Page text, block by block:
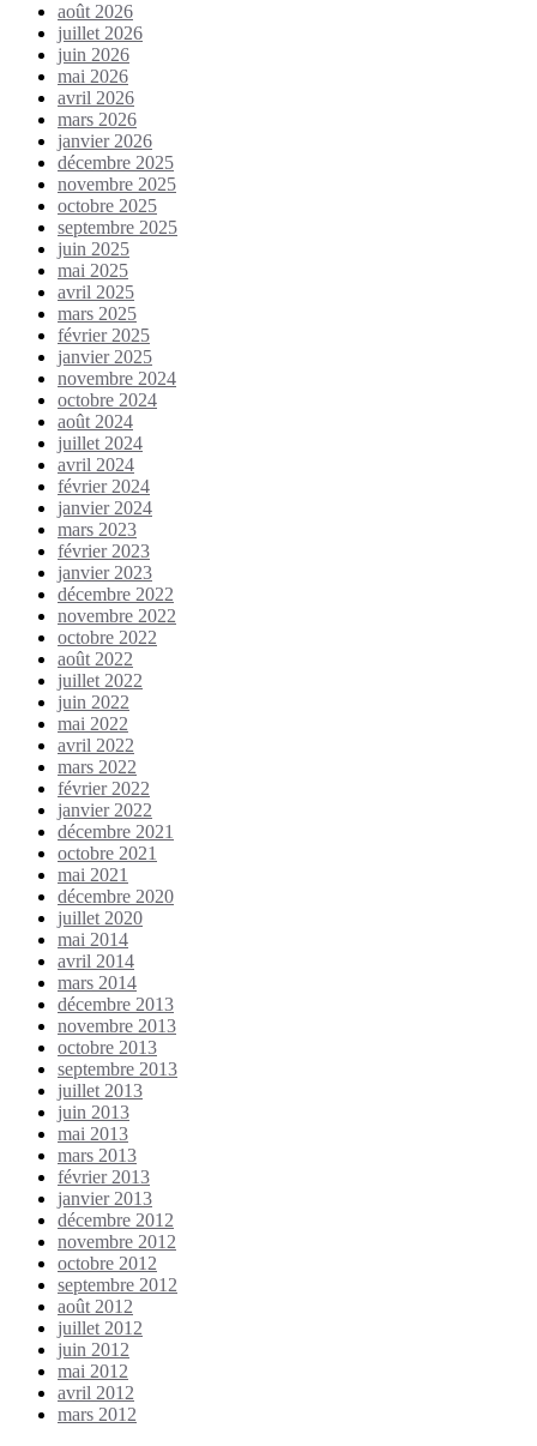
août 2026
juillet 2026
juin 2026
mai 2026
avril 2026
mars 2026
janvier 2026
décembre 2025
novembre 2025
octobre 2025
septembre 2025
juin 2025
mai 2025
avril 2025
mars 2025
février 2025
janvier 2025
novembre 2024
octobre 2024
août 2024
juillet 2024
avril 2024
février 2024
janvier 2024
mars 2023
février 2023
janvier 2023
décembre 2022
novembre 2022
octobre 2022
août 2022
juillet 2022
juin 2022
mai 2022
avril 2022
mars 2022
février 2022
janvier 2022
décembre 2021
octobre 2021
mai 2021
décembre 2020
juillet 2020
mai 2014
avril 2014
mars 2014
décembre 2013
novembre 2013
octobre 2013
septembre 2013
juillet 2013
juin 2013
mai 2013
mars 2013
février 2013
janvier 2013
décembre 2012
novembre 2012
octobre 2012
septembre 2012
août 2012
juillet 2012
juin 2012
mai 2012
avril 2012
mars 2012